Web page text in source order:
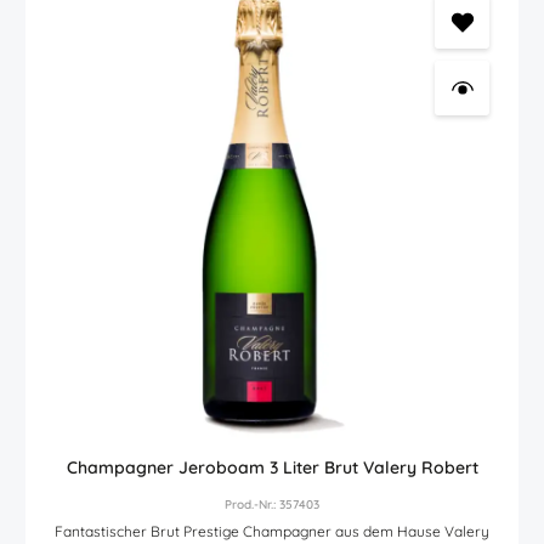
Champagner Jeroboam 3 Liter Brut Valery Robert
Prod.-Nr.: 357403
Fantastischer Brut Prestige Champagner aus dem Hause Valery